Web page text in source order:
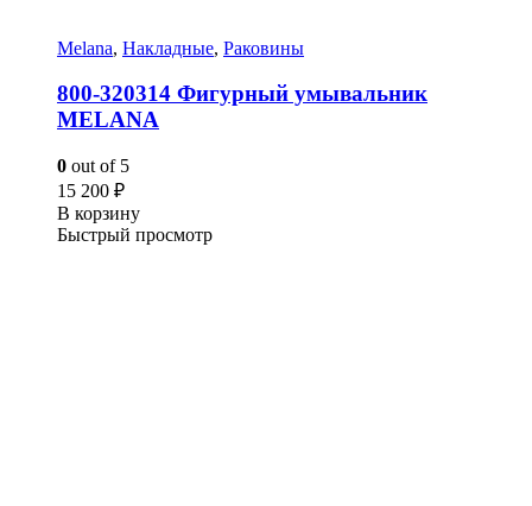
Melana, Накладные, Раковины
800-320314 Фигурный умывальник
MELANA
0 out of 5
15 200 ₽
В корзину
Быстрый просмотр